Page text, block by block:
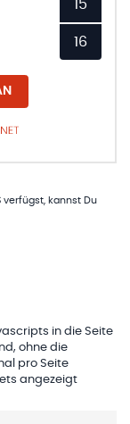
15
16
verfügst, kannst Du
in die Seite
ohne die
pro Seite
angezeigt